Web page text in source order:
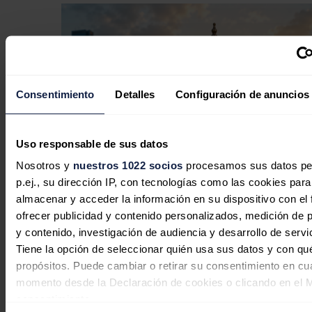
Consentimiento Detalles Configuración de anuncios
Uso responsable de sus datos
Nosotros y nuestros 1022 socios procesamos sus datos
p.ej., su dirección IP, con tecnologías como las cookies para
almacenar y acceder la información en su dispositivo con el
ofrecer publicidad y contenido personalizados, medición de
y contenido, investigación de audiencia y desarrollo de
Tiene la opción de seleccionar quién usa sus datos y con
propósitos. Puede cambiar o retirar su consentimiento en
momento desde la Declaración de cookies o clicando en el
En defensa de la comercialización
independiente: competencia, cercanía
y rigor
Javier Colón06/08/2026